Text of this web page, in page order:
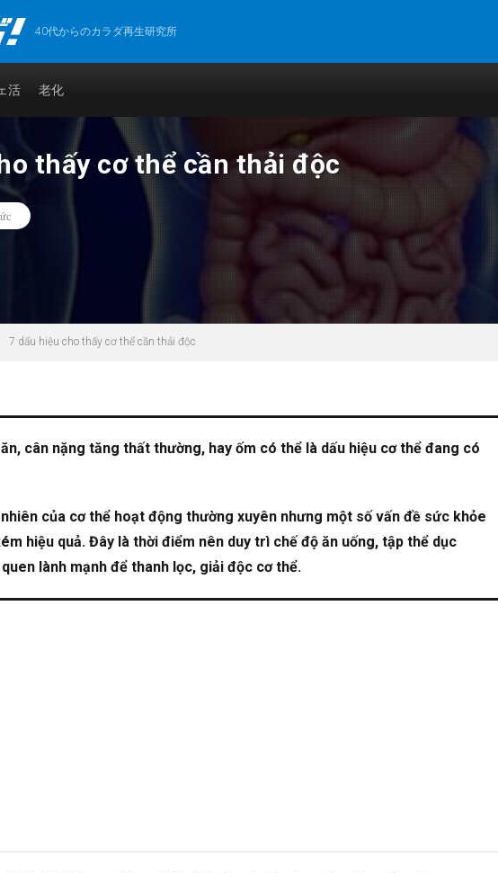
40代からのカラダ再生研究所
活 老化
thấy cơ thể cần thải độc
7 dấu hiệu cho thấy cơ thể cần thải độc
cân nặng tăng thất thường, hay ốm có thể là dấu hiệu cơ thể đang có
của cơ thể hoạt động thường xuyên nhưng một số vấn đề sức khỏe
hiệu quả. Đây là thời điểm nên duy trì chế độ ăn uống, tập thể dục
lành mạnh để thanh lọc, giải độc cơ thể.